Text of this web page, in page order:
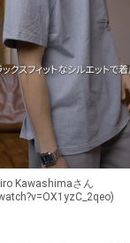
Kawashimaさん